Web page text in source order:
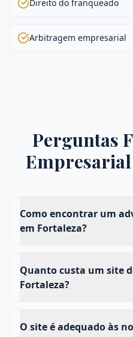
Direito do franqueado
Arbitragem empresarial
Perguntas
Empresarial
Como encontrar um
em Fortaleza?
Quanto custa um site
Fortaleza?
O site é adequado às